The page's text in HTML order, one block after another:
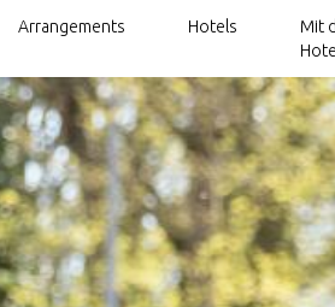
Arrangements
Fahrrad- und Wander-Arrangements
Mit dem Fahrrad oder zu Fuß von Hotel
Hotel
Hotels
Mit